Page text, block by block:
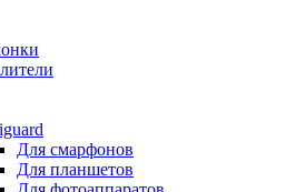
Для смарфонов
Для планшетов